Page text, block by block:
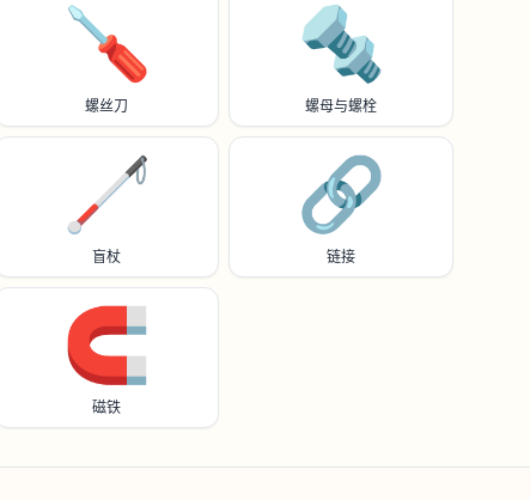
🪛
螺丝刀
🔩
螺母与螺栓
🦯
盲杖
🔗
链接
🧲
磁铁